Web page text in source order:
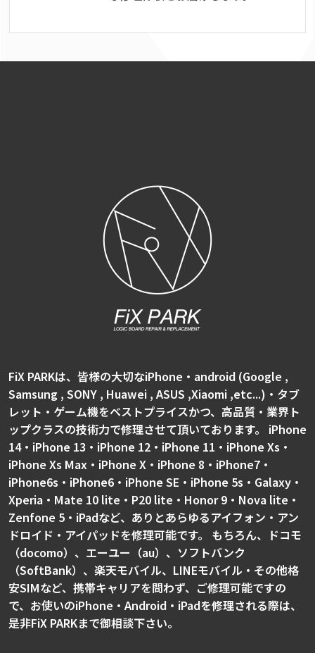
FiX PARKは、皆様の大切なiPhone・android (Google ,
Samsung , SONY , Huawei , ASUS ,Xiaomi ,etc...)・タブ
レット・ゲーム機をベストプライスかつ、高品質・業界ト
ップクラスの技術力で修理させて頂いております。 iPhone
14・iPhone 13・iPhone 12・iPhone 11・iPhone Xs・
iPhone Xs Max・iPhone X・iPhone 8・iPhone7・
iPhone6s・iPhone6・iPhone SE・iPhone 5s・Galaxy・
Xperia・Mate 10 lite・P20 lite・Honor 9・Nova lite・
Zenfone 5・iPadなど、ありとあらゆるアイフォン・アン
ドロイド・アイパッドを修理可能です。 もちろん、ドコモ
（docomo）、エーユー（au）、ソフトバンク
（SoftBank）、楽天モバイル、LINEモバイル・その他格
安SIMなど、携帯キャリアを問わず、ご修理可能ですの
で、お使いのiPhone・Android・iPadを修理される際は、
是非FiX PARKまで御相談下さい。